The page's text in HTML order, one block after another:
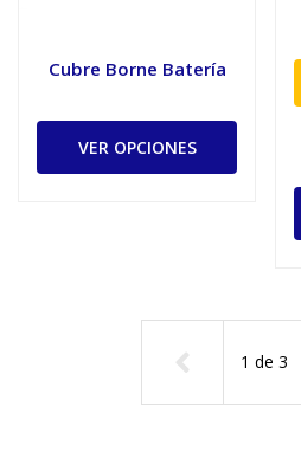
Cubre Borne Batería
VER OPCIONES
1 de 3